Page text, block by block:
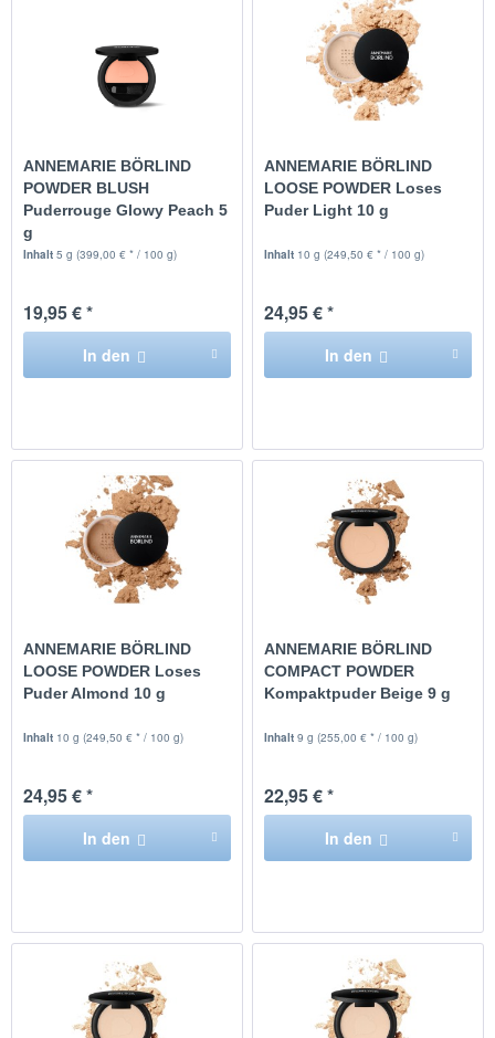
ANNEMARIE BÖRLIND
POWDER BLUSH
Puderrouge Glowy Peach 5
g
Inhalt5 g(399,00 € * / 100 g)
19,95 € *
In den
ANNEMARIE BÖRLIND
LOOSE POWDER Loses
Puder Light 10 g
Inhalt 10 g(249,50 € * / 100 g)
24,95 € *
In den
ANNEMARIE BÖRLIND
LOOSE POWDER Loses
Puder Almond 10 g
Inhalt 10 g(249,50 € * / 100 g)
24,95 € *
In den
ANNEMARIE BÖRLIND
COMPACT POWDER
Kompaktpuder Beige 9 g
Inhalt9 g(255,00 € * / 100 g)
22,95 € *
In den